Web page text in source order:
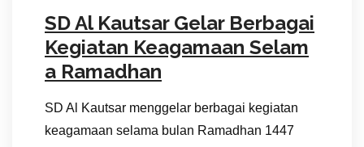
SD Al Kautsar Gelar Berbagai
Kegiatan Keagamaan Selam
a Ramadhan
SD Al Kautsar menggelar berbagai kegiatan
keagamaan selama bulan Ramadhan 1447